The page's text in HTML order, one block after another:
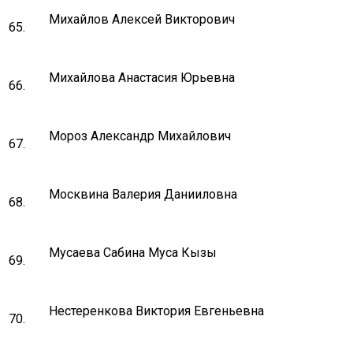
65.
Михайлов Алексей Викторович
66.
Михайлова Анастасия Юрьевна
67.
Мороз Александр Михайлович
68.
Москвина Валерия Данииловна
69.
Мусаева Сабина Муса Кызы
70.
Нестеренкова Виктория Евгеньевна